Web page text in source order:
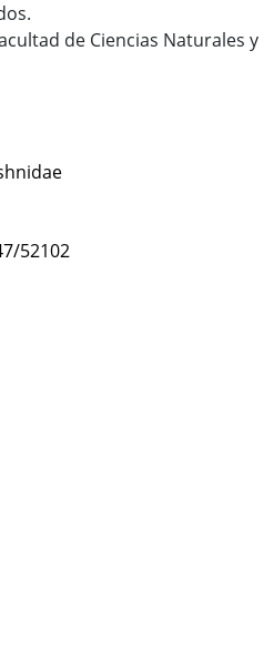
de Ciencias Naturales y
52102